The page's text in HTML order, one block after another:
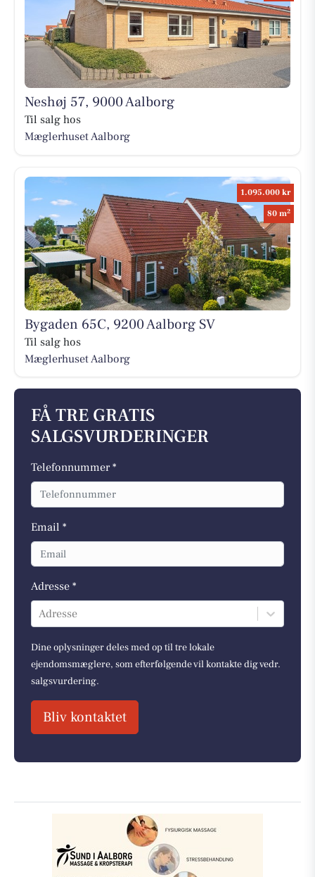
Neshøj 57, 9000 Aalborg
Til salg hos
Mæglerhuset Aalborg
1.095.000 kr
80 m2
Bygaden 65C, 9200 Aalborg SV
Til salg hos
Mæglerhuset Aalborg
FÅ TRE GRATIS
SALGSVURDERINGER
Telefonnummer *
Email *
Adresse *
Adresse
Dine oplysninger deles med op til tre lokale
ejendomsmæglere, som efterfølgende vil kontakte dig vedr.
salgsvurdering.
Bliv kontaktet